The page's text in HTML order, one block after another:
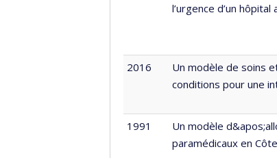
l’urgence d’un hôpital
2016
Un modèle de soins
conditions pour une
1991
Un modèle
paramédicaux en